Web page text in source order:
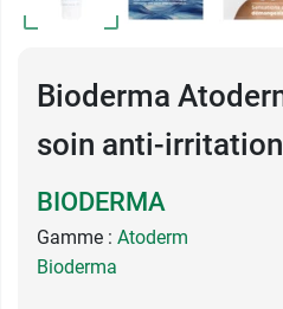
Bioderma
soin anti-
BIODERMA
Gamme : Atoderm
Bioderma